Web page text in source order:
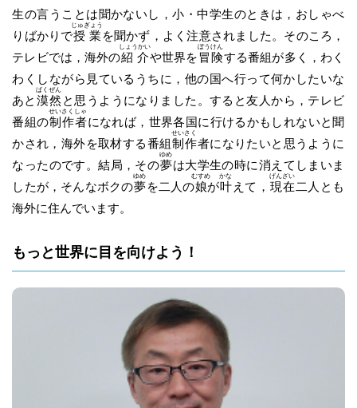
生の言うことは聞かないし，小・中学生のときは，おしゃべ
りばかりで授業
じゅぎょう
を聞かず，よく注意されました。そのころ，
テレビでは，海外の紹介
しょうかい
や世界を冒険
ぼうけん
する番組が多く，わく
わくしながら見ているうちに，他の国へ行って何かしたいな
あと 漠然
ばくぜん
と思うようになりました。すると友人から，テレビ
番組の制作者
せいさくしゃ
になれば，世界各国に行けるかもしれないと聞
かされ，海外を取材する番組制作
せいさく
者になりたいと思うように
なったのです。結局，その夢
ゆめ
は大学生の時に消えてしまいま
したが，そんなボクの夢
ゆめ
を二人の娘
むすめ
が叶
かな
えて， 現在
げんざい
二人とも
海外に住んでいます。
もっと世界に目を向けよう！